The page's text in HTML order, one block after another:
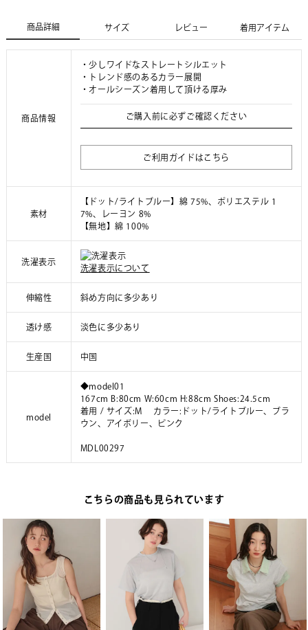
商品詳細 サイズ レビュー 着用アイテム
商品情報
・少しワイドなストレートシルエット
・トレンド感のあるカラー展開
・オールシーズン着用して頂ける厚み
ご購入前に必ずご確認ください
ご利用ガイドはこちら
素材
【ドット/ライトブルー】綿 75%、ポリエステル 1
7%、レーヨン 8%
【無地】綿 100%
洗濯表示
洗濯表示について
伸縮性 斜め方向に多少あり
透け感 淡色に多少あり
生産国 中国
model
◆model01
167cm B:80cm W:60cm H:88cm Shoes:24.5cm
着用 / サイズ:M カラー:ドット/ライトブルー、ブラ
ウン、アイボリー、ピンク
MDL00297
こちらの商品も見られています